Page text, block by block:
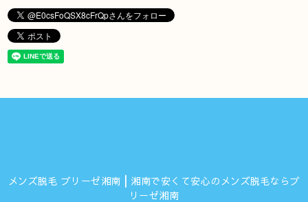
メンズ脱毛 ブリーゼ湘南┃湘南で安くて安心のメンズ脱毛ならブ
リーゼ湘南